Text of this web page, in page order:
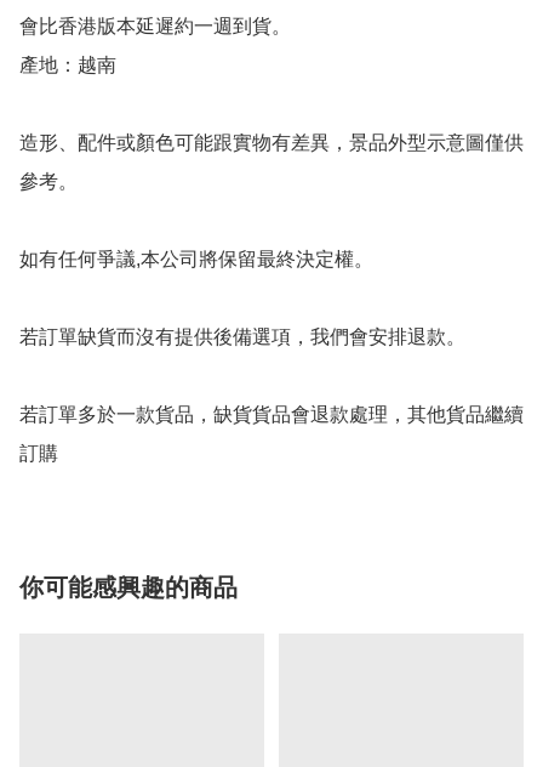
會比香港版本延遲約一週到貨。
產地：越南
造形、配件或顏色可能跟實物有差異，景品外型示意圖僅供
參考。
如有任何爭議,本公司將保留最終決定權。
若訂單缺貨而沒有提供後備選項，我們會安排退款。
若訂單多於一款貨品，缺貨貨品會退款處理，其他貨品繼續
你可能感興趣的商品